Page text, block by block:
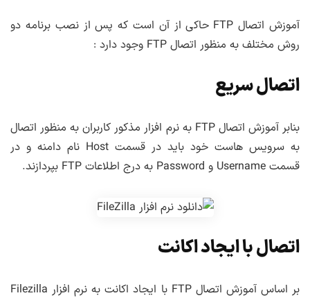
آموزش اتصال FTP حاکی از آن است که پس از نصب برنامه دو
روش مختلف به منظور اتصال FTP وجود دارد :
اتصال سریع
بنابر آموزش اتصال FTP به نرم افزار مذکور کاربران به منظور اتصال
به سرویس هاست خود باید در قسمت Host نام دامنه و در
قسمت Username و Password به درج اطلاعات FTP بپردازند.
اتصال با ایجاد اکانت
بر اساس آموزش اتصال FTP با ایجاد اکانت به نرم افزار Filezilla